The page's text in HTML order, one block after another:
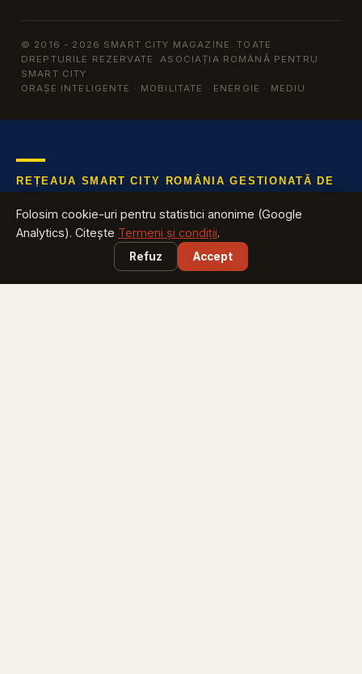
© 2016 - 2026 SMART CITY MAGAZINE. TOATE
DREPTURILE REZERVATE. ASOCIAȚIA ROMÂNĂ PENTRU
SMART CITY
ORAȘE INTELIGENTE · MOBILITATE · ENERGIE · MEDIU
Folosim cookie-uri pentru statistici anonime (Google
Analytics). Citește Termeni și condiții.
Refuz Accept
REȚEAUA SMART CITY ROMÂNIA GESTIONATĂ DE
Află tot ce te interesează despre industria cu cea mai mare
creștere din România